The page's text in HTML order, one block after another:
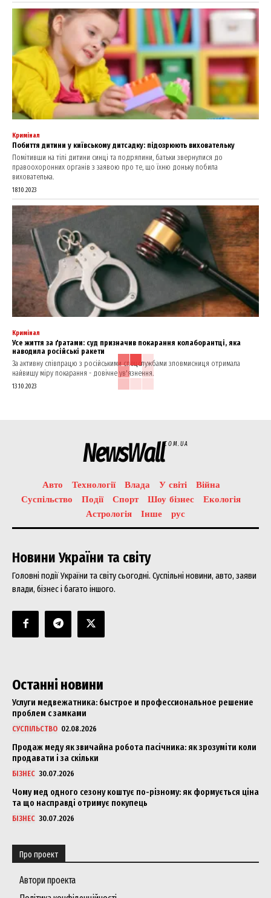
Кримінал
Побиття дитини у київському дитсадку: підозрюють виховательку
Помітивши на тілі дитини синці та подряпини, батьки звернулися до
правоохоронних органів з заявою про те, що їхню доньку побила
вихователька.
18.10.2023
Кримінал
Усе життя за ґратами: суд призначив покарання колаборантці, яка
наводила російські ракети
За активну співпрацю з російськими спецслужбами зловмисниця отримала
найвищу міру покарання - довічне ув'язнення.
13.10.2023
NewsWallCOM.UA
Авто Технології Влада У світі
Війна
Суспільство
Події Спорт Шоу бізнес
Екологія
Астрологія
Інше рус
Новини України та світу
Головні події України та світу сьогодні. Суспільні новини, авто, заяви
влади, бізнес і багато іншого.
Останні новини
Услуги медвежатника: быстрое и профессиональное решение
проблем с замками
СУСПІЛЬСТВО 02.08.2026
Продаж меду як звичайна робота пасічника: як зрозуміти коли
продавати і за скільки
БІЗНЕС 30.07.2026
Чому мед одного сезону коштує по-різному: як формується ціна
та що насправді отримує покупець
БІЗНЕС 30.07.2026
Про проект
Автори проекта